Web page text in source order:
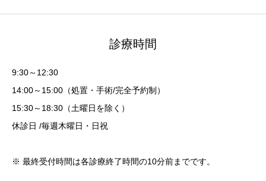
診療時間
9:30～12:30
14:00～15:00（処置・手術/完全予約制）
15:30～18:30（土曜日を除く）
休診日 /毎週木曜日・日祝
※ 最終受付時間は各診療終了時間の10分前までです。